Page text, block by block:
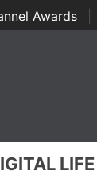
Awards
LIFE